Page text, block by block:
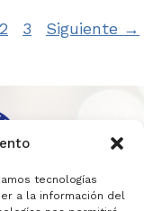
tecnologías
a la información del
Página
2 Página
3 Siguiente →